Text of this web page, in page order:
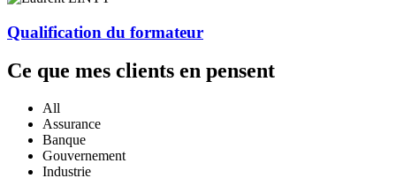
Qualification du formateur
Ce que mes clients en pensent
All
Assurance
Banque
Gouvernement
Industrie